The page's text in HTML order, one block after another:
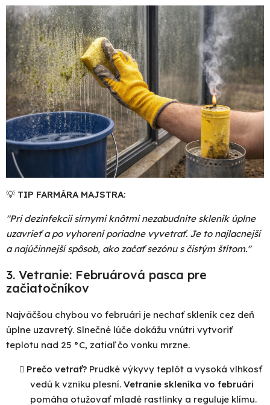
💡 TIP FARMÁRA MAJSTRA:
"Pri dezinfekcii sírnymi knôtmi nezabudnite skleník úplne
uzavrieť a po vyhorení poriadne vyvetrať. Je to najlacnejší
a najúčinnejší spôsob, ako začať sezónu s čistým štítom."
3. Vetranie: Februárová pasca pre
začiatočníkov
Najväčšou chybou vo februári je nechať skleník cez deň
úplne uzavretý. Slnečné lúče dokážu vnútri vytvoriť
teplotu nad 25 °C, zatiaľ čo vonku mrzne.
Prečo vetrať? Prudké výkyvy teplôt a vysoká vlhkosť
vedú k vzniku plesní. Vetranie skleníka vo februári
pomáha otužovať mladé rastlinky a reguluje klímu.